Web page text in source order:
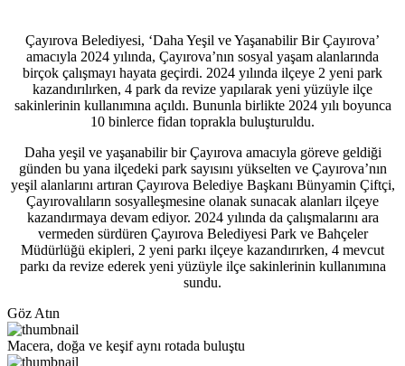
Çayırova Belediyesi, ‘Daha Yeşil ve Yaşanabilir Bir Çayırova’
amacıyla 2024 yılında, Çayırova’nın sosyal yaşam alanlarında
birçok çalışmayı hayata geçirdi. 2024 yılında ilçeye 2 yeni park
kazandırılırken, 4 park da revize yapılarak yeni yüzüyle ilçe
sakinlerinin kullanımına açıldı. Bununla birlikte 2024 yılı boyunca
10 binlerce fidan toprakla buluşturuldu.
Daha yeşil ve yaşanabilir bir Çayırova amacıyla göreve geldiği
günden bu yana ilçedeki park sayısını yükselten ve Çayırova’nın
yeşil alanlarını artıran Çayırova Belediye Başkanı Bünyamin Çiftçi,
Çayırovalıların sosyalleşmesine olanak sunacak alanları ilçeye
kazandırmaya devam ediyor. 2024 yılında da çalışmalarını ara
vermeden sürdüren Çayırova Belediyesi Park ve Bahçeler
Müdürlüğü ekipleri, 2 yeni parkı ilçeye kazandırırken, 4 mevcut
parkı da revize ederek yeni yüzüyle ilçe sakinlerinin kullanımına
sundu.
Göz Atın
Macera, doğa ve keşif aynı rotada buluştu